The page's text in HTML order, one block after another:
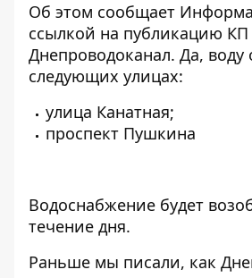
Об этом сообщает
ссылкой на публикацию КП
Днепроводоканал. Да,
следующих улицах:
улица Канатная;
проспект Пушкина
Водоснабжение будет
течение дня.
Раньше мы писали, как